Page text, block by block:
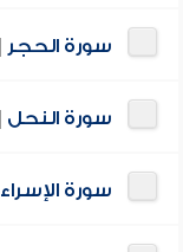
سورة الحجر
سورة النحل
سورة الإسراء